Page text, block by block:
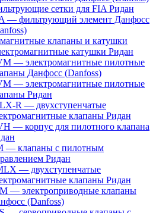
сетки для FIA Ридан
— фильтрующий элемент Данфосс
клапаны и катушки
катушки Ридан
— электромагнитные пилотные
Данфосс (Danfoss)
— электромагнитные пилотные
Ридан
R — двухступенчатые
клапаны Ридан
— корпус для пилотного клапана
— клапаны с пилотным
Ридан
— двухступенчатые
клапаны Ридан
— электроприводные клапаны
(Danfoss)